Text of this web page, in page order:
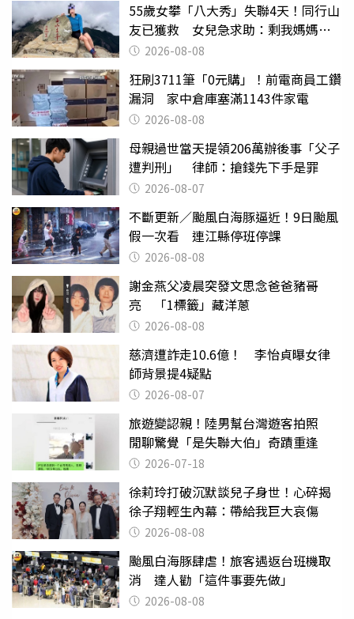
55歲女攀「八大秀」失聯4天！同行山
友已獲救 女兒急求助：剩我媽媽還
沒找到
2026-08-08
狂刷3711筆「0元購」！前電商員工鑽
漏洞 家中倉庫塞滿1143件家電
2026-08-08
母親過世當天提領206萬辦後事「父子
遭判刑」 律師：搶錢先下手是罪
2026-08-07
不斷更新／颱風白海豚逼近！9日颱風
假一次看 連江縣停班停課
2026-08-08
謝金燕父凌晨突發文思念爸爸豬哥
亮 「1標籤」藏洋蔥
2026-08-08
慈濟遭詐走10.6億！ 李怡貞曝女律
師背景提4疑點
2026-08-07
旅遊變認親！陸男幫台灣遊客拍照
閒聊驚覺「是失聯大伯」奇蹟重逢
2026-07-18
徐莉玲打破沉默談兒子身世！心碎揭
徐子翔輕生內幕：帶給我巨大哀傷
2026-08-08
颱風白海豚肆虐！旅客遇返台班機取
消 達人勸「這件事要先做」
2026-08-08